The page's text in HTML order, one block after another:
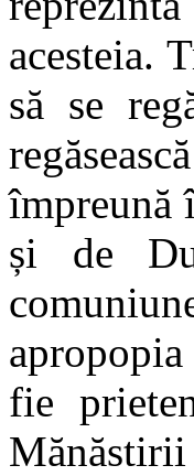
acesteia.
să se
împreună
și de
fie